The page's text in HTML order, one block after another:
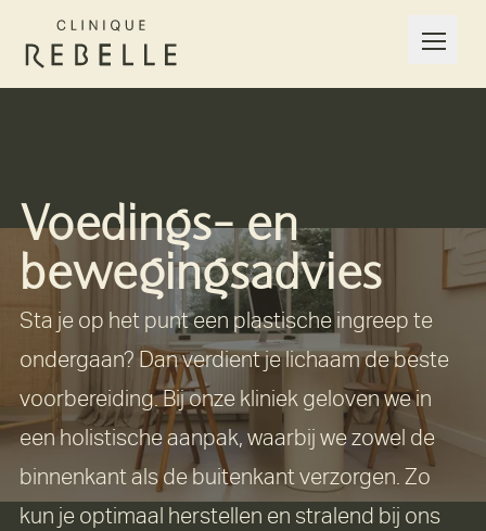
Voedings- en
bewegingsadvies
Sta je op het punt een plastische ingreep te
ondergaan? Dan verdient je lichaam de beste
voorbereiding. Bij onze kliniek geloven we in
een holistische aanpak, waarbij we zowel de
binnenkant als de buitenkant verzorgen. Zo
kun je optimaal herstellen en stralend bij ons